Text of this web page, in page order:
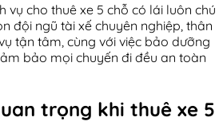
vụ cho thuê xe 5 chỗ có lái luôn chú
đội ngũ tài xế chuyên nghiệp, thân
tận tâm, cùng với việc bảo dưỡng
bảo mọi chuyến đi đều an toàn
trọng khi thuê xe 5